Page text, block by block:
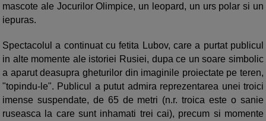
mascote ale JocurilorOlimpice, un leopard, un urs polar si un
iepuras.
Spectacolul a continuat cu fetita Lubov, care a purtat publicul
in alte momente ale istoriei Rusiei, dupa ce un soare simbolic
a aparut deasupra gheturilor din imaginile proiectate pe teren,
"topindu-le". Publicul a putut admira reprezentarea unei troici
imense suspendate, de 65 de metri (n.r. troica este o sanie
ruseasca la care sunt inhamati trei cai), precum si momente